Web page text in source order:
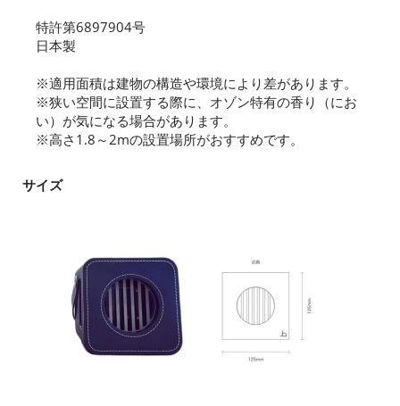
特許第6897904号
日本製
※適用面積は建物の構造や環境により差があります。
※狭い空間に設置する際に、オゾン特有の香り（にお
い）が気になる場合があります。
※高さ1.8～2mの設置場所がおすすめです。
サイズ